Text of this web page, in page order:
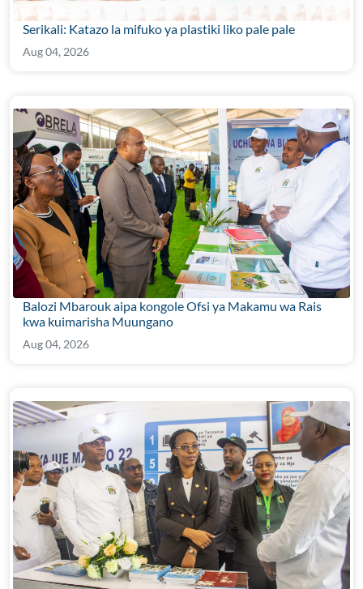
Serikali: Katazo la mifuko ya plastiki liko pale pale
Aug 04, 2026
Balozi Mbarouk aipa kongole Ofsi ya Makamu wa Rais
kwa kuimarisha Muungano
Aug 04, 2026